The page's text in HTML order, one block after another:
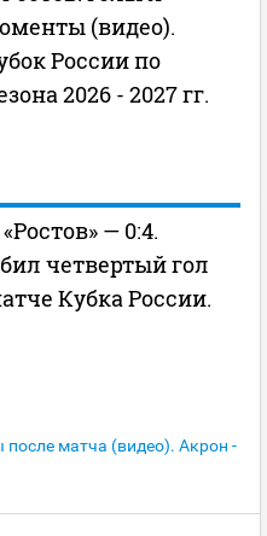
(видео).
России по
2026 - 2027 гг.
— 0:4.
четвертый гол
Кубка России.
матча (видео). Акрон -